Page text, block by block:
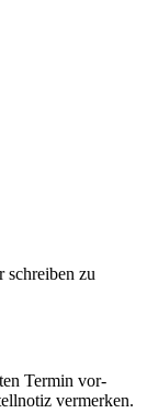
schreiben zu
Ter­min vor­
ver­merken.